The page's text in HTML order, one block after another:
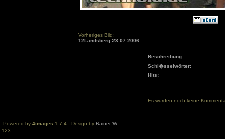
Vorheriges Bild:
12Landsberg 23 07 2006
Beschreibung:
Schl�sselwörter:
Hits:
Es wurden noch keine
Powered by 4images 1.7.4 - Design by Rainer W
123